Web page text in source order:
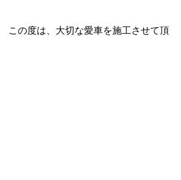
この度は、大切な愛車を施工させて頂